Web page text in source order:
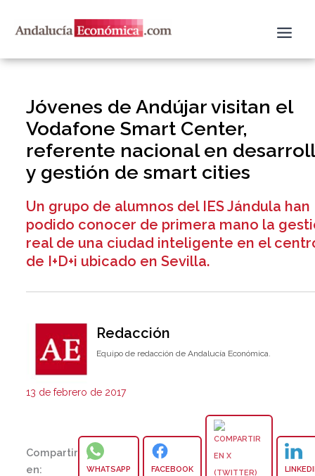
Jóvenes de Andújar visitan el
Vodafone Smart Center,
referente nacional en
y gestión de smart cities
Un grupo de alumnos del IES Jándula han
podido conocer de primera mano la
real de una ciudad inteligente en el
de I+D+i ubicado en Sevilla.
Redacción
Equipo de redacción de Andalucía Económica.
13 de febrero de 2017
Compartir
en:
WHATSAPP FACEBOOK